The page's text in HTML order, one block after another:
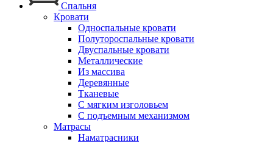
Спальня
Кровати
Односпальные кровати
Полутороспальные кровати
Двуспальные кровати
Металлические
Из массива
Деревянные
Тканевые
С мягким изголовьем
С подъемным механизмом
Матрасы
Наматрасники